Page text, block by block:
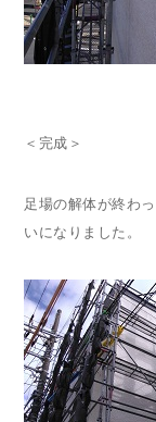
＜完成＞
足場の解体が終わ
いになりました。